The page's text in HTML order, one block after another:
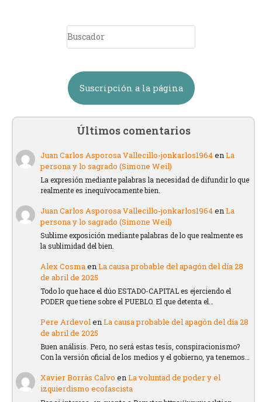
Suscripción a la página
Últimos comentarios
Juan Carlos Asporosa Vallecillo-jonkarlos1964enLa
persona y lo sagrado (Simone Weil)
La expresión mediante palabras la necesidad de difundir lo que
realmente es inequívocamente bien.
Juan Carlos Asporosa Vallecillo-jonkarlos1964enLa
persona y lo sagrado (Simone Weil)
Sublime exposición mediante palabras de lo que realmente es
la sublimidad del bien.
Alex CosmaenLa causa probable del apagón del día 28
de abril de 2025
Todo lo que hace el dúo ESTADO-CAPITAL es ejerciendo el
PODER que tiene sobre el PUEBLO. El que detenta el…
Pere ArdevolenLa causa probable del apagón del día 28
de abril de 2025
Buen análisis. Pero, no será estas tesis, conspiracionismo?
Con la versión oficial de los medios y el gobierno, ya tenemos…
Xavier Borràs Calvo enLa voluntad de poder y el
izquierdismo ecofascista